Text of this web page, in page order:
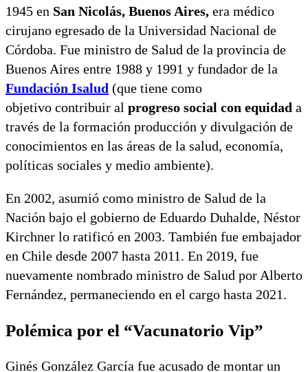
1945 en San Nicolás, Buenos Aires, era médico
cirujano egresado de la Universidad Nacional de
Córdoba. Fue ministro de Salud de la provincia de
Buenos Aires entre 1988 y 1991 y fundador de la
Fundación Isalud (que tiene como
objetivo contribuir al progreso social con equidad a
través de la formación producción y divulgación de
conocimientos en las áreas de la salud, economía,
políticas sociales y medio ambiente).
En 2002, asumió como ministro de Salud de la
Nación bajo el gobierno de Eduardo Duhalde, Néstor
Kirchner lo ratificó en 2003. También fue embajador
en Chile desde 2007 hasta 2011. En 2019, fue
nuevamente nombrado ministro de Salud por Alberto
Fernández, permaneciendo en el cargo hasta 2021.
Polémica por el “Vacunatorio Vip”
Ginés González García fue acusado de montar un